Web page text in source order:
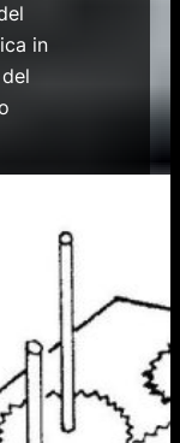
in